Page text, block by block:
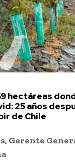
hectáreas
25 años
de Chile
Gerente